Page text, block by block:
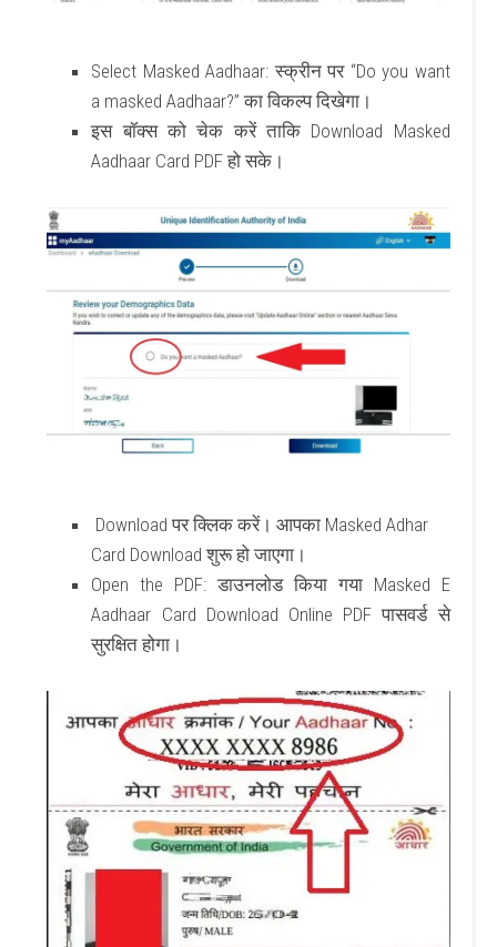
Select Masked Aadhaar: स्क्रीन पर “Do you want
a masked Aadhaar?” का विकल्प दिखेगा।
इस बॉक्स को चेक करें ताकि Download Masked
Aadhaar Card PDFहो सके।
Download पर क्लिक करें। आपका Masked Adhar
Card Download शुरू हो जाएगा।
Open the PDF: डाउनलोड किया गया Masked E
Aadhaar Card Download Online PDF पासवर्ड से
सुरक्षित होगा।